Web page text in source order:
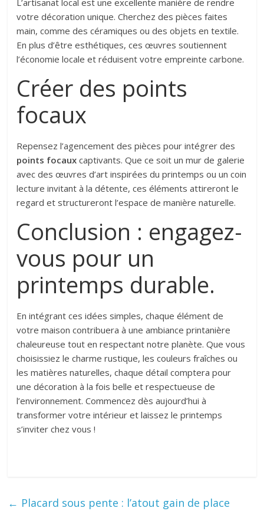
votre décoration unique. Cherchez des pièces faites
main, comme des céramiques ou des objets en textile.
En plus d’être esthétiques, ces œuvres soutiennent
l’économie locale et réduisent votre empreinte carbone.
Créer des points
focaux
Repensez l’agencement des pièces pour intégrer des
points focaux captivants. Que ce soit un mur de galerie
avec des œuvres d’art inspirées du printemps ou un coin
lecture invitant à la détente, ces éléments attireront le
regard et structureront l’espace de manière naturelle.
Conclusion : engagez-
vous pour un
printemps durable.
En intégrant ces idées simples, chaque élément de
votre maison contribuera à une ambiance printanière
chaleureuse tout en respectant notre planète. Que vous
choisissiez le charme rustique, les couleurs fraîches ou
les matières naturelles, chaque détail comptera pour
une décoration à la fois belle et respectueuse de
l’environnement. Commencez dès aujourd’hui à
transformer votre intérieur et laissez le printemps
s’inviter chez vous !
← Placard sous pente : l’atout gain de place